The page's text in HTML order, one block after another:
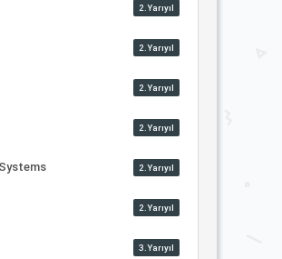
2.Yarıyıl
2.Yarıyıl
2.Yarıyıl
2.Yarıyıl
2.Yarıyıl
2.Yarıyıl
3.Yarıyıl